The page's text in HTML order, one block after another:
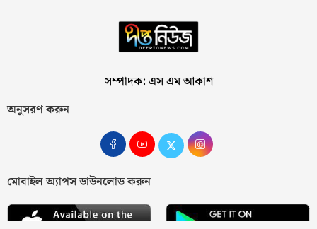
সম্পাদক: এস এম আকাশ
অনুসরণ করুন
মোবাইল অ্যাপস ডাউনলোড করুন